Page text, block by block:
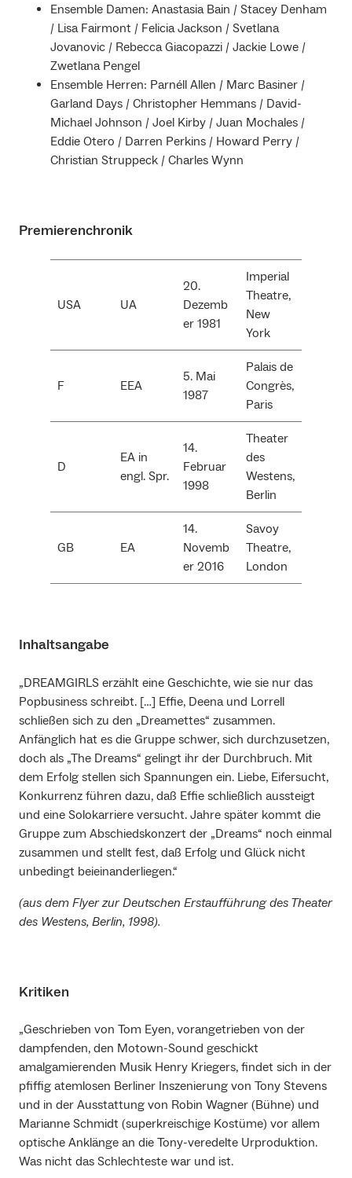
Ensemble Damen: Anastasia Bain / Stacey Denham
/ Lisa Fairmont / Felicia Jackson / Svetlana
Jovanovic / Rebecca Giacopazzi / Jackie Lowe /
Zwetlana Pengel
Ensemble Herren: Parnéll Allen / Marc Basiner /
Garland Days / Christopher Hemmans / David-
Michael Johnson / Joel Kirby / Juan Mochales /
Eddie Otero / Darren Perkins / Howard Perry /
Christian Struppeck / Charles Wynn
Premierenchronik
USA UA
20.
Dezemb
er 1981
Imperial
Theatre,
New
York
F EEA
5. Mai
1987
Palais de
Congrès,
Paris
D
EA in
engl. Spr.
14.
Februar
1998
Theater
des
Westens,
Berlin
GB EA
14.
Novemb
er 2016
Savoy
Theatre,
London
Inhaltsangabe
„DREAMGIRLS erzählt eine Geschichte, wie sie nur das
Popbusiness schreibt. […] Effie, Deena und Lorrell
schließen sich zu den „Dreamettes“ zusammen.
Anfänglich hat es die Gruppe schwer, sich durchzusetzen,
doch als „The Dreams“ gelingt ihr der Durchbruch. Mit
dem Erfolg stellen sich Spannungen ein. Liebe, Eifersucht,
Konkurrenz führen dazu, daß Effie schließlich aussteigt
und eine Solokarriere versucht. Jahre später kommt die
Gruppe zum Abschiedskonzert der „Dreams“ noch einmal
zusammen und stellt fest, daß Erfolg und Glück nicht
unbedingt beieinanderliegen.“
(aus dem Flyer zur Deutschen Erstaufführung des Theater
des Westens, Berlin, 1998).
Kritiken
„Geschrieben von Tom Eyen, vorangetrieben von der
dampfenden, den Motown-Sound geschickt
amalgamierenden Musik Henry Kriegers, findet sich in der
pfiffig atemlosen Berliner Inszenierung von Tony Stevens
und in der Ausstattung von Robin Wagner (Bühne) und
Marianne Schmidt (superkreischige Kostüme) vor allem
optische Anklänge an die Tony-veredelte Urproduktion.
Was nicht das Schlechteste war und ist.